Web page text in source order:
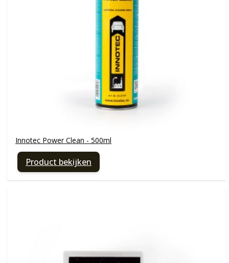
Innotec Power Clean - 500ml
Product bekijken